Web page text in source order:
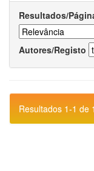
Resultados/
Autores/Registo
Resultados 1-1 de